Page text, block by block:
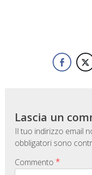
Lascia un
Il tuo indirizzo email
obbligatori sono
Commento *